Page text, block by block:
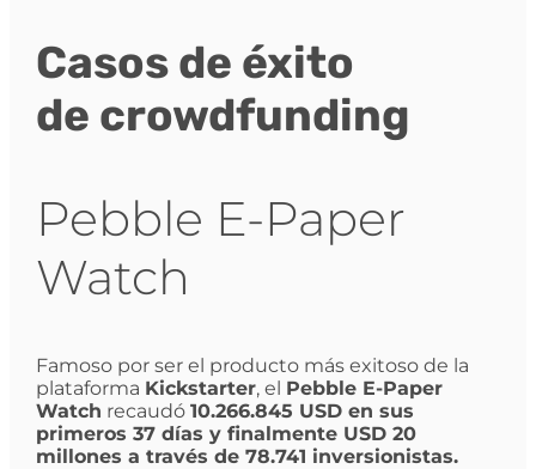
Casos de éxito
de crowdfunding
Pebble E-Paper
Watch
Famoso por ser el producto más exitoso de la
plataforma Kickstarter, el Pebble E-Paper
Watch recaudó 10.266.845 USD en sus
primeros 37 días y finalmente USD 20
millones a través de 78.741 inversionistas.